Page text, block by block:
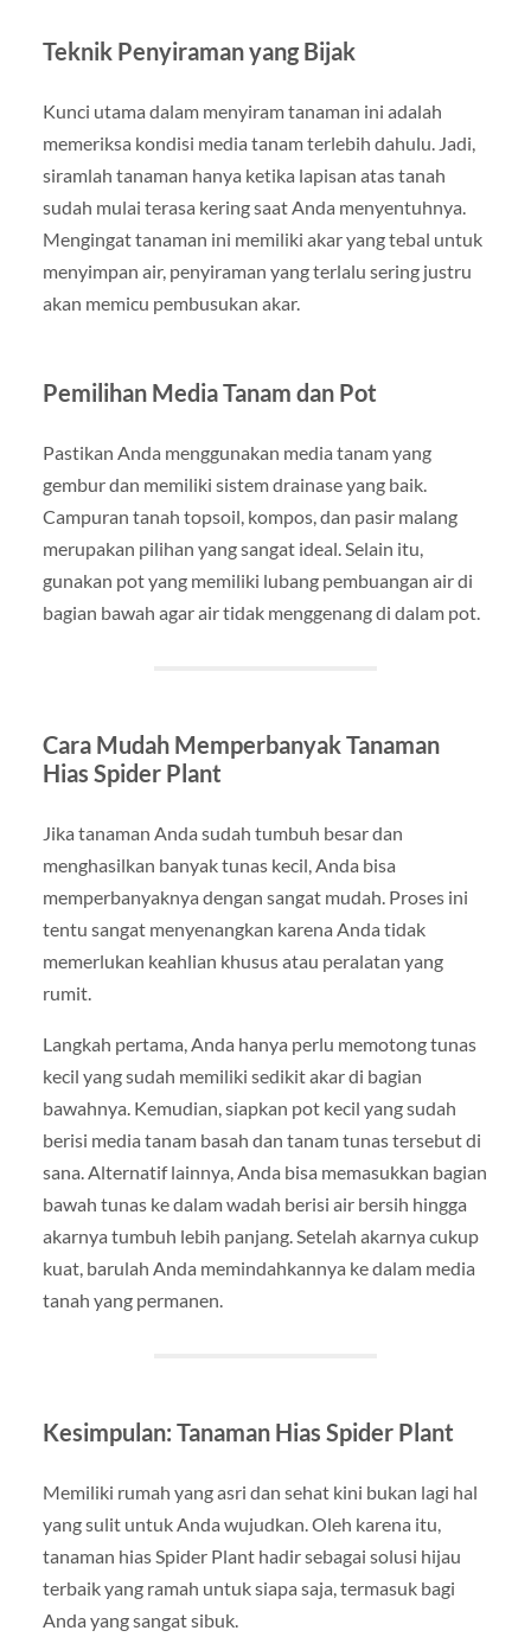
Teknik Penyiraman yang Bijak
Kunci utama dalam menyiram tanaman ini adalah
memeriksa kondisi media tanam terlebih dahulu. Jadi,
siramlah tanaman hanya ketika lapisan atas tanah
sudah mulai terasa kering saat Anda menyentuhnya.
Mengingat tanaman ini memiliki akar yang tebal untuk
menyimpan air, penyiraman yang terlalu sering justru
akan memicu pembusukan akar.
Pemilihan Media Tanam dan Pot
Pastikan Anda menggunakan media tanam yang
gembur dan memiliki sistem drainase yang baik.
Campuran tanah topsoil, kompos, dan pasir malang
merupakan pilihan yang sangat ideal. Selain itu,
gunakan pot yang memiliki lubang pembuangan air di
bagian bawah agar air tidak menggenang di dalam pot.
Cara Mudah Memperbanyak Tanaman
Hias Spider Plant
Jika tanaman Anda sudah tumbuh besar dan
menghasilkan banyak tunas kecil, Anda bisa
memperbanyaknya dengan sangat mudah. Proses ini
tentu sangat menyenangkan karena Anda tidak
memerlukan keahlian khusus atau peralatan yang
rumit.
Langkah pertama, Anda hanya perlu memotong tunas
kecil yang sudah memiliki sedikit akar di bagian
bawahnya. Kemudian, siapkan pot kecil yang sudah
berisi media tanam basah dan tanam tunas tersebut di
sana. Alternatif lainnya, Anda bisa memasukkan bagian
bawah tunas ke dalam wadah berisi air bersih hingga
akarnya tumbuh lebih panjang. Setelah akarnya cukup
kuat, barulah Anda memindahkannya ke dalam media
tanah yang permanen.
Kesimpulan: Tanaman Hias Spider Plant
Memiliki rumah yang asri dan sehat kini bukan lagi hal
yang sulit untuk Anda wujudkan. Oleh karena itu,
tanaman hias Spider Plant hadir sebagai solusi hijau
terbaik yang ramah untuk siapa saja, termasuk bagi
Anda yang sangat sibuk.